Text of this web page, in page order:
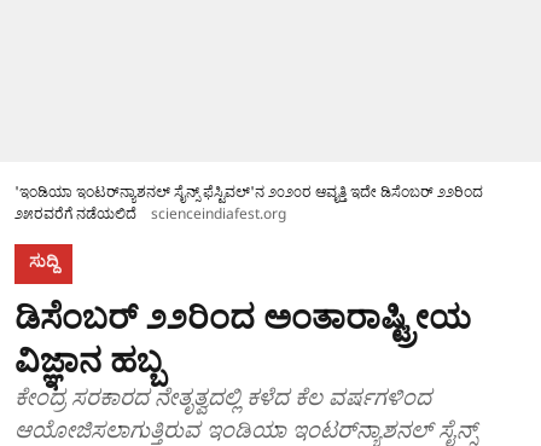
'ಇಂಡಿಯಾ ಇಂಟರ್‌ನ್ಯಾಶನಲ್ ಸೈನ್ಸ್ ಫೆಸ್ಟಿವಲ್‌'ನ ೨೦೨೦ರ ಆವೃತ್ತಿ ಇದೇ ಡಿಸೆಂಬರ್ ೨೨ರಿಂದ
೨೫ರವರೆಗೆ ನಡೆಯಲಿದೆ
scienceindiafest.org
ಸುದ್ದಿ
ಡಿಸೆಂಬರ್ ೨೨ರಿಂದ ಅಂತಾರಾಷ್ಟ್ರೀಯ
ವಿಜ್ಞಾನ ಹಬ್ಬ
ಕೇಂದ್ರ ಸರಕಾರದ ನೇತೃತ್ವದಲ್ಲಿ ಕಳೆದ ಕೆಲ ವರ್ಷಗಳಿಂದ
ಆಯೋಜಿಸಲಾಗುತ್ತಿರುವ ಇಂಡಿಯಾ ಇಂಟರ್‌ನ್ಯಾಶನಲ್ ಸೈನ್ಸ್